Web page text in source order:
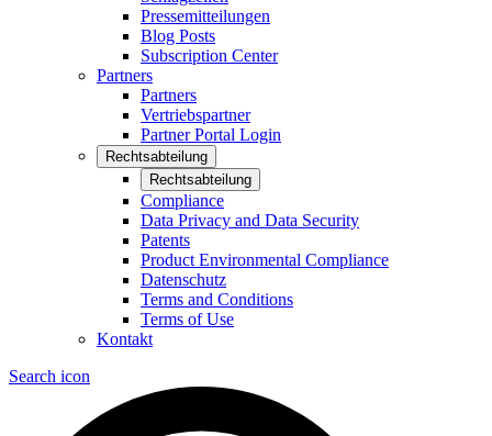
Pressemitteilungen
Blog Posts
Subscription Center
Partners
Partners
Vertriebspartner
Partner Portal Login
Rechtsabteilung
Rechtsabteilung
Compliance
Data Privacy and Data Security
Patents
Product Environmental Compliance
Datenschutz
Terms and Conditions
Terms of Use
Kontakt
Search icon